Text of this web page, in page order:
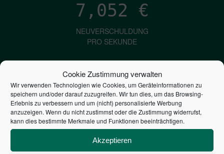
Cookie Zustimmung verwalten
Wir verwenden Technologien wie Cookies, um Geräteinformationen zu
speichern und/oder darauf zuzugreifen. Wir tun dies, um das Browsing-
Erlebnis zu verbessern und um (nicht) personalisierte Werbung
anzuzeigen. Wenn du nicht zustimmst oder die Zustimmung widerrufst,
kann dies bestimmte Merkmale und Funktionen beeinträchtigen.
Akzeptieren
7,052 €
NEUVERSCHULDUNG
PRO SEKUNDE
1,601€
ZINSEN
PRO SEKUNDE